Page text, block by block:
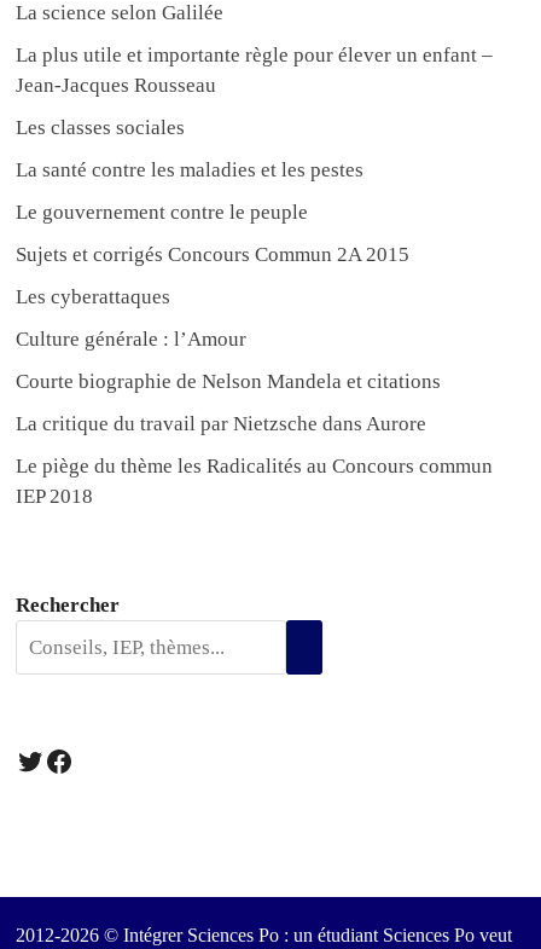
La science selon Galilée
La plus utile et importante règle pour élever un enfant –
Jean-Jacques Rousseau
Les classes sociales
La santé contre les maladies et les pestes
Le gouvernement contre le peuple
Sujets et corrigés Concours Commun 2A 2015
Les cyberattaques
Culture générale : l’Amour
Courte biographie de Nelson Mandela et citations
La critique du travail par Nietzsche dans Aurore
Le piège du thème les Radicalités au Concours commun
IEP 2018
Rechercher
Twitter
Facebook
2012-2026 © Intégrer Sciences Po : un étudiant Sciences Po veut